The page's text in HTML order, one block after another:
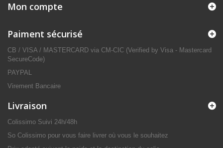
Mon compte
Paiment sécurisé
CB / VISA / MASTERCARD via CM-CIC (Verified by Visa - Mastercard
SecureCode)
PAYPAL
Virement Bancaire
Livraison
Colissimo Suivi 24h/48h
So Colissimo pour vous faire livrer où vous le souhaitez